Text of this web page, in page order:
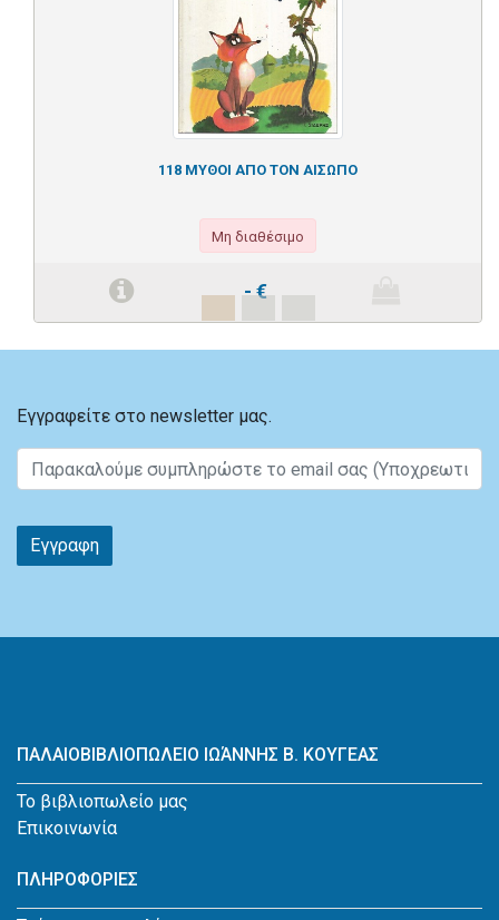
118 ΜΥΘΟΙ ΑΠΟ ΤΟΝ ΑΙΣΩΠΟ
Μη διαθέσιμο
- €
Εγγραφείτε στο newsletter μας.
Εγγραφη
ΠΑΛΑΙΟΒΙΒΛΙΟΠΩΛΕΙΟ ΙΩΆΝΝΗΣ Β. ΚΟΥΓΕΑΣ
Το βιβλιοπωλείο μας
Επικοινωνία
ΠΛΗΡΟΦΟΡΙΕΣ